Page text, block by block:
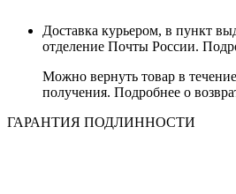
Доставка курьером, в пункт
отделение Почты России.
Можно вернуть товар в
получения. Подробнее о
ГАРАНТИЯ ПОДЛИННОСТИ